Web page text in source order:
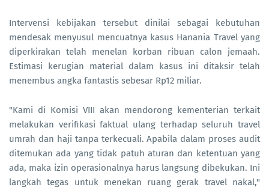
Intervensi kebijakan tersebut dinilai sebagai kebutuhan
mendesak menyusul mencuatnya kasus Hanania Travel yang
diperkirakan telah menelan korban ribuan calon jemaah.
Estimasi kerugian material dalam kasus ini ditaksir telah
menembus angka fantastis sebesar Rp12 miliar.
"Kami di Komisi VIII akan mendorong kementerian terkait
melakukan verifikasi faktual ulang terhadap seluruh travel
umrah dan haji tanpa terkecuali. Apabila dalam proses audit
ditemukan ada yang tidak patuh aturan dan ketentuan yang
ada, maka izin operasionalnya harus langsung dibekukan. Ini
langkah tegas untuk menekan ruang gerak travel nakal,"